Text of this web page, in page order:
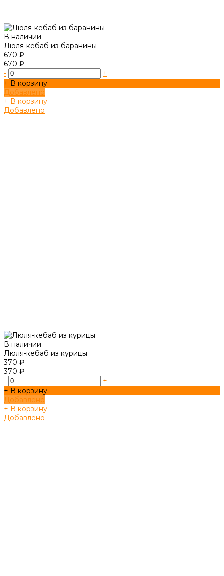
В наличии
Люля-кебаб из баранины
670 ₽
670 ₽
-
+
+ В корзину
Добавлено
+ В корзину
Добавлено
В наличии
Люля-кебаб из курицы
370 ₽
370 ₽
-
+
+ В корзину
Добавлено
+ В корзину
Добавлено